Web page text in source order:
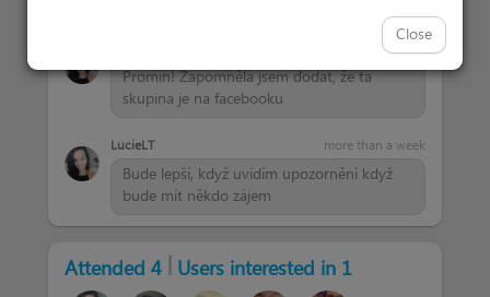
Close
more than a week
Promin! Zapomněla jsem dodat, že ta
skupina je na facebooku
LucieLT more than a week
Bude lepší, když uvidím upozornění když
bude mít někdo zájem
Attended 4 | Users interested in 1